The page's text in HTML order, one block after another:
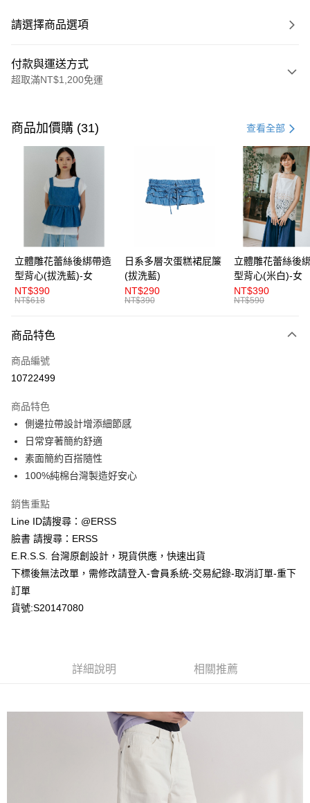
請選擇商品選項
付款與運送方式
超取滿NT$1,200免運
信用卡一次付款
超商取貨付款
LINE Pay
Apple Pay
街口支付
悠遊付
AFTEE先享後付
相關說明
便利好安心！
２．便利：只要手機號碼，簡訊認證，即可結帳。
３．安心：先確認商品／服務後，再付款。
【「AFTEE先享後付」結帳流程】
１．於結帳方式選擇「AFTEE先享後付」後，將跳轉至「AFTEE先享後付」
結帳頁面，進行簡訊認證並確認金額後，即可完成結帳。
２．訂單成立數日內，您將收到繳費通知簡訊。
ATM／網路銀行／等多元方式進行付款，方視為交易完成。
※ 請注意：結帳手續完成當下不需立刻繳費，但若您需要取消訂單，請聯絡
後付繳納相關費用。
※ 交易是否成功請以「AFTEE先享後付 」之結帳頁面顯示為準，若有關於
是否繳費成功／繳費後需取消欲退款等相關疑問，請聯繫「AFTEE先享後付
客戶支援中心」https://netprotections.freshdesk.com/support/home
【注意事項】
１．透過由恩沛科技股份有限公司提供之「AFTEE先享後付」服務完成之交
易，需依本服務之必要範圍內提供個人資料，並將交易相關給付款項請求債
２．關於個人資料處理事宜，請瀏覽以下網址：
４．使用「AFTEE先享後付」時，將依據個別帳號之用戶狀況，依本公司即
５．嚴禁一人註冊多個帳號或使用他人資訊註冊。若發現惡意使用之情形，
恩沛科技股份有限公司將有權停止該用戶之使用額度並採取法律行動。
運送方式
全家取貨付款
付款後全家取貨
每筆NT$80，滿NT$1,200(含以上)免運費
付款後萊爾富取貨
7-11取貨付款
每筆NT$80，滿NT$1,200(含以上)免運費
付款後7-11取貨
每筆NT$80，滿NT$1,200(含以上)免運費
商品加價購 (31) 查看全部
立體雕花蕾絲後綁帶造
型背心(拔洗藍)-女
NT$390
NT$618
日系多層次蛋糕裙屁簾
(拔洗藍)
NT$290
NT$390
立體雕花蕾絲後
型背心(米白)-女
NT$390
NT$590
商品特色
商品編號
10722499
商品特色
側邊拉帶設計增添細節感
日常穿著簡約舒適
素面簡約百搭隨性
100%純棉台灣製造好安心
銷售重點
Line ID請搜尋：@ERSS
臉書 請搜尋：ERSS
E.R.S.S. 台灣原創設計，現貨供應，快速出貨
下標後無法改單，需修改請登入-會員系統-交易紀錄-取消訂單-重下
訂單
貨號:S20147080
詳細說明 相關推薦